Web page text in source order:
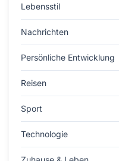
Lebensstil
Nachrichten
Persönliche Entwicklung
Reisen
Sport
Technologie